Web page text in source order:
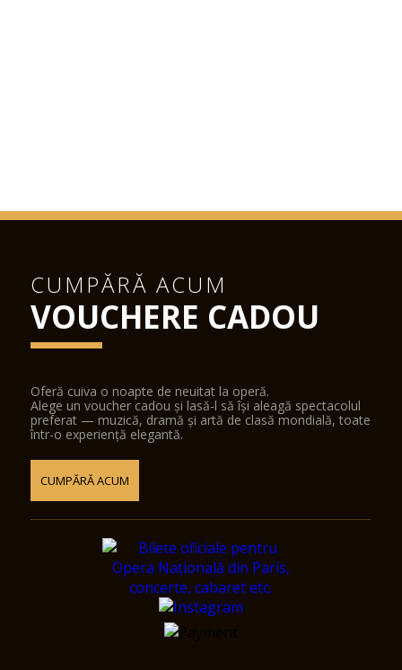
CUMPĂRĂ ACUM
VOUCHERE CADOU
Oferă cuiva o noapte de neuitat la operă.
Alege un voucher cadou și lasă-l să își aleagă spectacolul
preferat — muzică, dramă și artă de clasă mondială, toate
într-o experiență elegantă.
CUMPĂRĂ ACUM